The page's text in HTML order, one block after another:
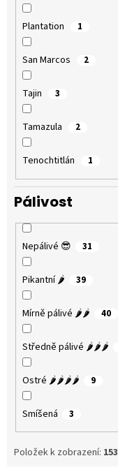
Plantation 1
San Marcos 2
Tajin 3
Tamazula 2
Tenochtitlán 1
Pálivost
Nepálivé 😎 31
Pikantní 🌶️ 39
Mírně pálivé 🌶️🌶️ 40
Středně pálivé 🌶️🌶️🌶️
Ostré 🌶️🌶️🌶️🌶️ 9
Smíšená 3
Položek k zobrazení: 153